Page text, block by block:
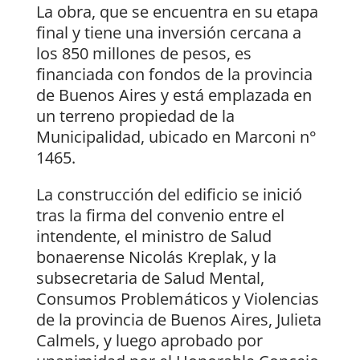
La obra, que se encuentra en su etapa
final y tiene una inversión cercana a
los 850 millones de pesos, es
financiada con fondos de la provincia
de Buenos Aires y está emplazada en
un terreno propiedad de la
Municipalidad, ubicado en Marconi n°
1465.
La construcción del edificio se inició
tras la firma del convenio entre el
intendente, el ministro de Salud
bonaerense Nicolás Kreplak, y la
subsecretaria de Salud Mental,
Consumos Problemáticos y Violencias
de la provincia de Buenos Aires, Julieta
Calmels, y luego aprobado por